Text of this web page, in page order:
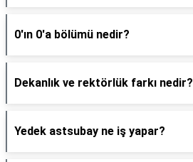
0'ın 0'a bölümü nedir?
Dekanlık ve rektörlük farkı nedir?
Yedek astsubay ne iş yapar?